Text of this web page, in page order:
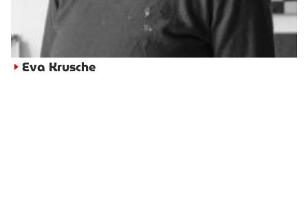
► Eva Krusche